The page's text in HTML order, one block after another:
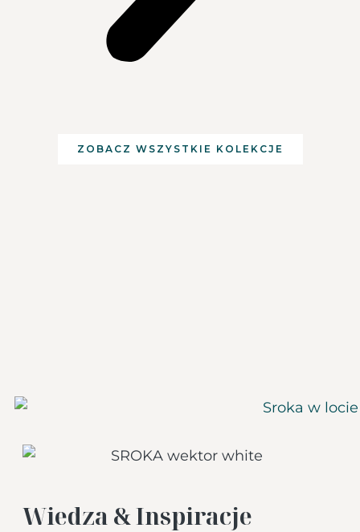
ZOBACZ WSZYSTKIE KOLEKCJE
Wiedza & Inspiracje